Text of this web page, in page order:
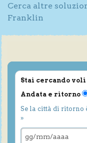
Cerca altre
Franklin
Stai cercando
Andata e ritorno
Se la città di ritorno
»